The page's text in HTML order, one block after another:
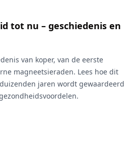
tot nu – geschiedenis en
van koper, van de eerste
magneetsieraden. Lees hoe dit
jaren wordt gewaardeerd